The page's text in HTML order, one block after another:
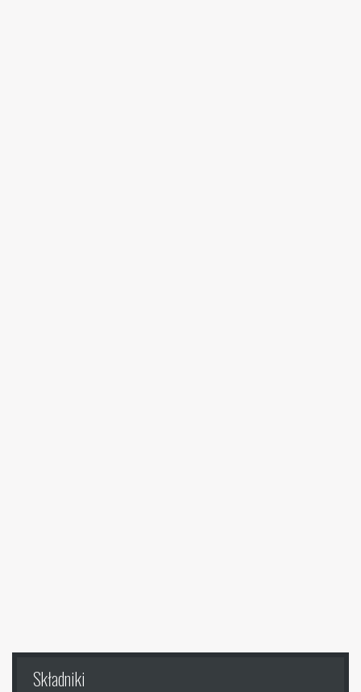
Składniki